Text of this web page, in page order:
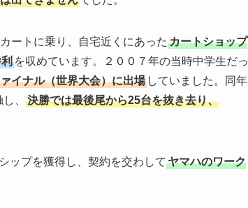
ートに乗り、自宅近くにあった カートショップ
を収めています。２００７年の当時中学生だっ
イナル（世界大会）に出場 していました。同年
、
決勝では最後尾から25台を抜き去り、
ップを獲得し、契約を交わして ヤマハのワーク